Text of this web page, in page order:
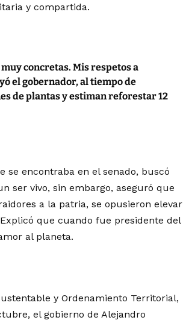
y compartida.
concretas. Mis respetos a
el gobernador, al tiempo de
de plantas y estiman reforestar 12
encontraba en el senado, buscó
ser vivo, sin embargo, aseguró que
a la patria, se opusieron elevar
que cuando fue presidente del
al planeta.
y Ordenamiento Territorial,
el gobierno de Alejandro